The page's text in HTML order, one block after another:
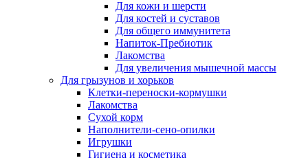
Для кожи и шерсти
Для костей и суставов
Для общего иммунитета
Напиток-Пребиотик
Лакомства
Для увеличения мышечной массы
Для грызунов и хорьков
Клетки-переноски-кормушки
Лакомства
Сухой корм
Наполнители-сено-опилки
Игрушки
Гигиена и косметика